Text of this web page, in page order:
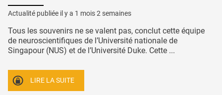
Actualité publiée il y a 1 mois 2 semaines
Tous les souvenirs ne se valent pas, conclut cette équipe
de neuroscientifiques de l’Université nationale de
Singapour (NUS) et de l’Université Duke. Cette ...
LIRE LA SUITE